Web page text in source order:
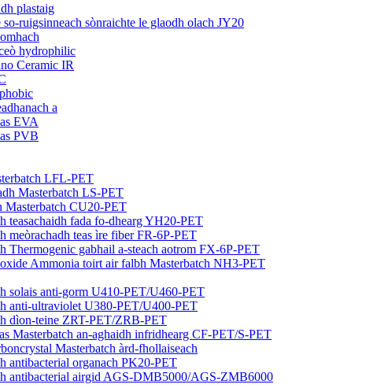
plastaig
so-ruigsinneach sònraichte le glaodh olach JY20
hydrophilic
Ceramic IR
a
EVA
PVB
LFL-PET
Masterbatch LS-PET
Masterbatch CU20-PET
teasachaidh fada fo-dhearg YH20-PET
meòrachadh teas ìre fiber FR-6P-PET
Thermogenic gabhail a-steach aotrom FX-6P-PET
Ammonia toirt air falbh Masterbatch NH3-PET
solais anti-gorm U410-PET/U460-PET
anti-ultraviolet U380-PET/U400-PET
dìon-teine ​​​​ZRT-PET/ZRB-PET
Masterbatch an-aghaidh infridhearg CF-PET/S-PET
Masterbatch àrd-fhollaiseach
antibacterial organach PK20-PET
antibacterial airgid AGS-DMB5000/AGS-ZMB6000